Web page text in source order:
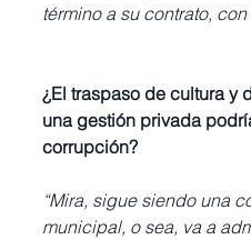
término a su contrato, con
¿El traspaso de cultura y
una gestión privada
corrupción?
“Mira, sigue siendo una
municipal, o sea, va a